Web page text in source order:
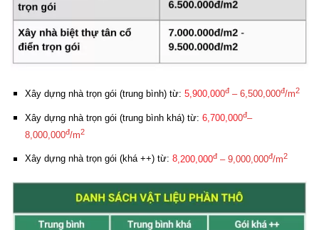
Xây dựng nhà trọn gói (trung bình) từ: 5,900,000đ– 6,500,000đ/m2
Xây dựng nhà trọn gói (trung bình khá) từ: 6,700,000đ–
8,000,000đ/m2
Xây dựng nhà trọn gói (khá ++) từ: 8,200,000đ– 9,000,000đ/m2